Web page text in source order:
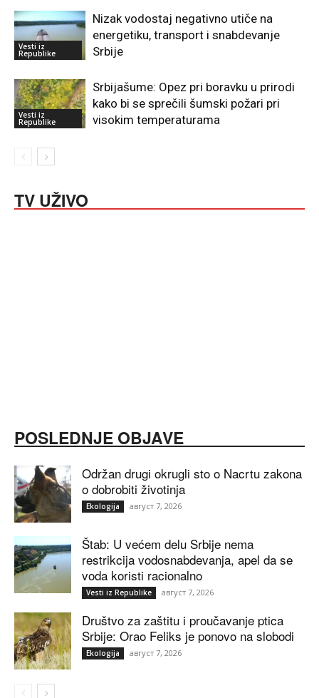
Vesti iz
Republike
Nizak vodostaj negativno utiče na
energetiku, transport i snabdevanje
Srbije
Vesti iz
Republike
Srbijašume: Opez pri boravku u prirodi
kako bi se sprečili šumski požari pri
visokim temperaturama
TV UŽIVO
POSLEDNJE OBJAVE
Održan drugi okrugli sto o Nacrtu zakona
o dobrobiti životinja
Ekologija август 7, 2026
Štab: U većem delu Srbije nema
restrikcija vodosnabdevanja, apel da se
voda koristi racionalno
Vesti iz Republike август 7, 2026
Društvo za zaštitu i proučavanje ptica
Srbije: Orao Feliks je ponovo na slobodi
Ekologija август 7, 2026